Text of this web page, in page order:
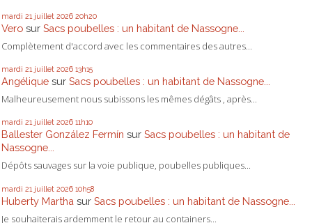
mardi 21 juillet 2026 20h20
Vero sur Sacs poubelles : un habitant de Nassogne...
Complètement d'accord avec les commentaires des autres...
mardi 21 juillet 2026 13h15
Angélique sur Sacs poubelles : un habitant de Nassogne...
Malheureusement nous subissons les mêmes dégâts , après...
mardi 21 juillet 2026 11h10
Ballester González Fermín sur Sacs poubelles : un habitant de
Nassogne...
Dépôts sauvages sur la voie publique, poubelles publiques...
mardi 21 juillet 2026 10h58
Huberty Martha sur Sacs poubelles : un habitant de Nassogne...
Je souhaiterais ardemment le retour au containers...